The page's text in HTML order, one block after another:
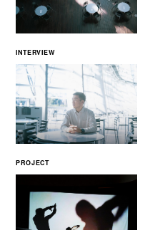
INTERVIEW
PROJECT